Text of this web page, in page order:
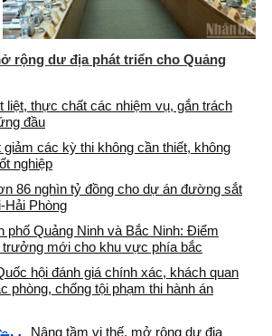
rộng dư địa phát triển cho Quảng
liệt, thực chất các nhiệm vụ, gắn trách
đầu
các kỳ thi không cần thiết, không
nghiệp
86 nghìn tỷ đồng cho dự án đường sắt
Hải Phòng
phố Quảng Ninh và Bắc Ninh: Điểm
trưởng mới cho khu vực phía bắc
hội đánh giá chính xác, khách quan
phòng, chống tội phạm thi hành án
Nâng tầm vị thế, mở rộng dư địa